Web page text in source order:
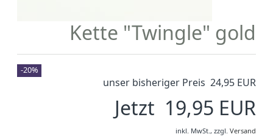
Kette "Twingle" gold
unser bisheriger Preis 24,95 EUR
Jetzt 19,95 EUR
-20%
inkl. MwSt., zzgl. Versand